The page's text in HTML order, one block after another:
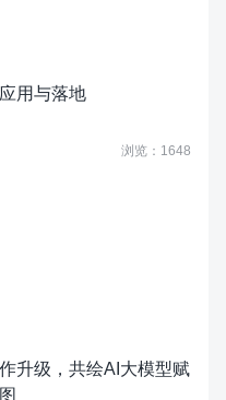
用与落地
浏览：1648
升级，共绘AI大模型赋